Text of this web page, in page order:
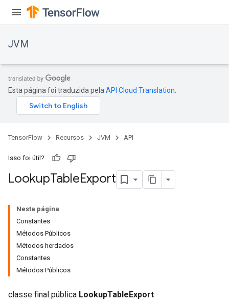
JVM
Esta página foi traduzida pela API Cloud Translation
TensorFlow Recursos JVM API
Isso foi útil?
LookupTableExport
Nesta página
Constantes
Métodos Públicos
Métodos herdados
Constantes
Métodos Públicos
classe final pública LookupTableExport